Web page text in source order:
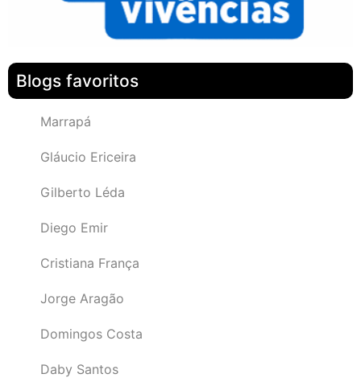
Blogs favoritos
Marrapá
Gláucio Ericeira
Gilberto Léda
Diego Emir
Cristiana França
Jorge Aragão
Domingos Costa
Daby Santos